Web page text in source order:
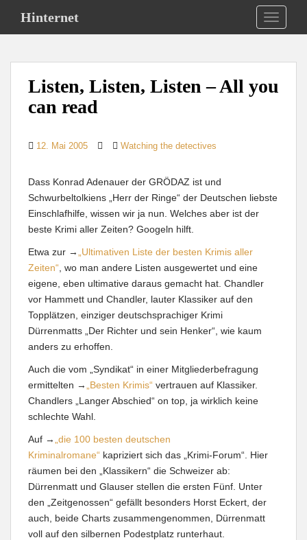
Hinternet
Listen, Listen, Listen – All you
can read
12. Mai 2005 Watching the detectives
Dass Konrad Adenauer der GRÖDAZ ist und
Schwurbeltolkiens „Herr der Ringe“ der Deutschen liebste
Einschlafhilfe, wissen wir ja nun. Welches aber ist der
beste Krimi aller Zeiten? Googeln hilft.
Etwa zur → „Ultimativen Liste der besten Krimis aller
Zeiten“ , wo man andere Listen ausgewertet und eine
eigene, eben ultimative daraus gemacht hat. Chandler
vor Hammett und Chandler, lauter Klassiker auf den
Topplätzen, einziger deutschsprachiger Krimi
Dürrenmatts „Der Richter und sein Henker“, wie kaum
anders zu erhoffen.
Auch die vom „Syndikat“ in einer Mitgliederbefragung
ermittelten → „Besten Krimis“ vertrauen auf Klassiker.
Chandlers „Langer Abschied“ on top, ja wirklich keine
schlechte Wahl.
Auf → „die 100 besten deutschen
Kriminalromane“ kapriziert sich das „Krimi-Forum“. Hier
räumen bei den „Klassikern“ die Schweizer ab:
Dürrenmatt und Glauser stellen die ersten Fünf. Unter
den „Zeitgenossen“ gefällt besonders Horst Eckert, der
auch, beide Charts zusammengenommen, Dürrenmatt
voll auf den silbernen Podestplatz runterhaut.